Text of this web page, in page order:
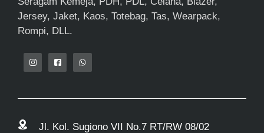
Jersey, Jaket, Kaos, Totebag, Tas, Wearpack,
Rompi, DLL.
Jl. Kol. Sugiono VII No.7 RT/RW 08/02